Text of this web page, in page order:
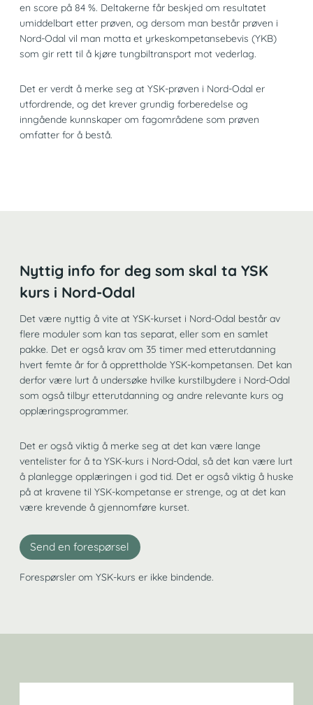
en score på 84 %. Deltakerne får beskjed om resultatet
umiddelbart etter prøven, og dersom man består prøven i
Nord-Odal vil man motta et yrkeskompetansebevis (YKB)
som gir rett til å kjøre tungbiltransport mot vederlag.
Det er verdt å merke seg at YSK-prøven i Nord-Odal er
utfordrende, og det krever grundig forberedelse og
inngående kunnskaper om fagområdene som prøven
omfatter for å bestå.
Nyttig info for deg som skal ta YSK
kurs i Nord-Odal
Det være nyttig å vite at YSK-kurset i Nord-Odal består av
flere moduler som kan tas separat, eller som en samlet
pakke. Det er også krav om 35 timer med etterutdanning
hvert femte år for å opprettholde YSK-kompetansen. Det kan
derfor være lurt å undersøke hvilke kurstilbydere i Nord-Odal
som også tilbyr etterutdanning og andre relevante kurs og
opplæringsprogrammer.
Det er også viktig å merke seg at det kan være lange
ventelister for å ta YSK-kurs i Nord-Odal, så det kan være lurt
å planlegge opplæringen i god tid. Det er også viktig å huske
på at kravene til YSK-kompetanse er strenge, og at det kan
være krevende å gjennomføre kurset.
Send en forespørsel
Forespørsler om YSK-kurs er ikke bindende.